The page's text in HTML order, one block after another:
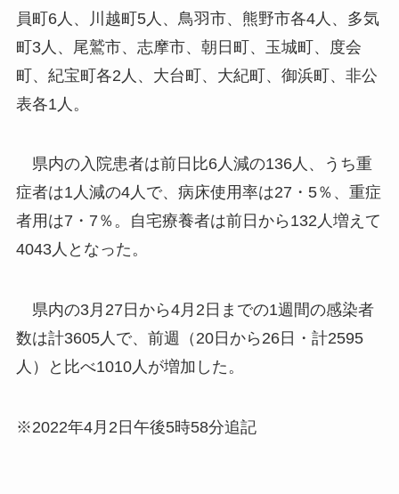
員町6人、川越町5人、鳥羽市、熊野市各4人、多気
町3人、尾鷲市、志摩市、朝日町、玉城町、度会
町、紀宝町各2人、大台町、大紀町、御浜町、非公
表各1人。
県内の入院患者は前日比6人減の136人、うち重
症者は1人減の4人で、病床使用率は27・5％、重症
者用は7・7％。自宅療養者は前日から132人増えて
4043人となった。
県内の3月27日から4月2日までの1週間の感染者
数は計3605人で、前週（20日から26日・計2595
人）と比べ1010人が増加した。
※2022年4月2日午後5時58分追記